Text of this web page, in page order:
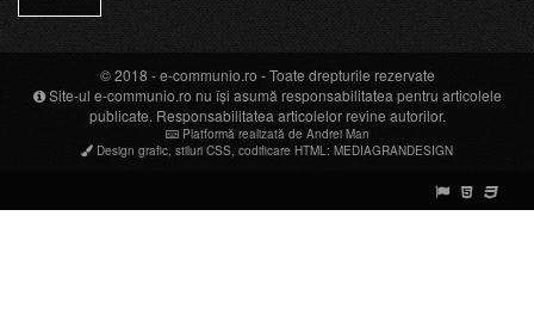
© 2018 -e-communio.ro - Toate drepturile rezervate
Site-ul e-communio.ro nu își asumă responsabilitatea pentru articolele
publicate. Responsabilitatea articolelor revine autorilor.
Platformă realizată de Andrei Man
Design grafic stiluri CSS codificare HTML : MEDIAGRANDESIGN